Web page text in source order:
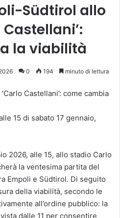
Südtirol allo
la viabilità
0 194 minuto di lettura
Castellani’: come cambia
15 di sabato 17 gennaio,
2026, alle 15, allo stadio Carlo
la ventesima partita del
Empoli e Südtirol. Di seguito
della viabilità, secondo le
all’ordine pubblico: la
dalle 11 per consentire